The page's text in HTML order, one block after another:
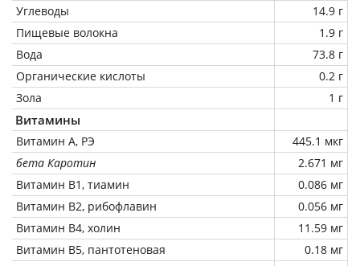
Углеводы
14.9 г
Пищевые волокна
1.9 г
Вода
73.8 г
Органические кислоты
0.2 г
Зола
1 г
Витамины
Витамин А, РЭ
445.1 мкг
бета Каротин
2.671 мг
Витамин В1, тиамин
0.086 мг
Витамин В2, рибофлавин
0.056 мг
Витамин В4, холин
11.59 мг
Витамин В5, пантотеновая
0.18 мг